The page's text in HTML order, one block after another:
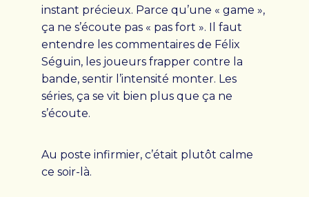
instant précieux. Parce qu’une « game »,
ça ne s’écoute pas « pas fort ». Il faut
entendre les commentaires de Félix
Séguin, les joueurs frapper contre la
bande, sentir l’intensité monter. Les
séries, ça se vit bien plus que ça ne
s’écoute.
Au poste infirmier, c’était plutôt calme
ce soir-là.